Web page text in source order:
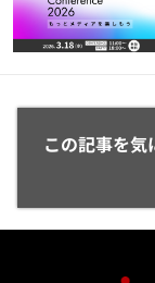
この記事を